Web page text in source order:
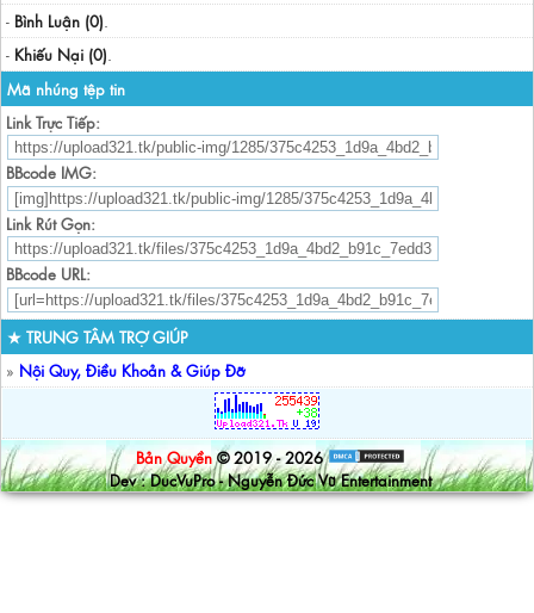
- Bình Luận (0).
- Khiếu Nại (0).
Mã nhúng tệp tin
Link Trực Tiếp:
BBcode IMG:
Link Rút Gọn:
BBcode URL:
★ TRUNG TÂM TRỢ GIÚP
» Nội Quy, Điều Khoản & Giúp Đỡ
Bản Quyền © 2019 - 2026
Dev : DucVuPro - Nguyễn Đức Vũ Entertainment